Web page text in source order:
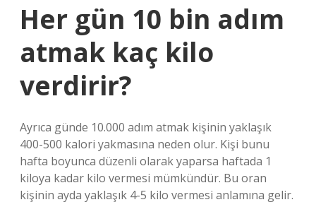
Her gün 10 bin adım
atmak kaç kilo
verdirir?
Ayrıca günde 10.000 adım atmak kişinin yaklaşık
400-500 kalori yakmasına neden olur. Kişi bunu
hafta boyunca düzenli olarak yaparsa haftada 1
kiloya kadar kilo vermesi mümkündür. Bu oran
kişinin ayda yaklaşık 4-5 kilo vermesi anlamına gelir.